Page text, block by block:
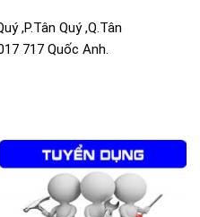
,P.Tân Quý ,Q.Tân
717 Quốc Anh.